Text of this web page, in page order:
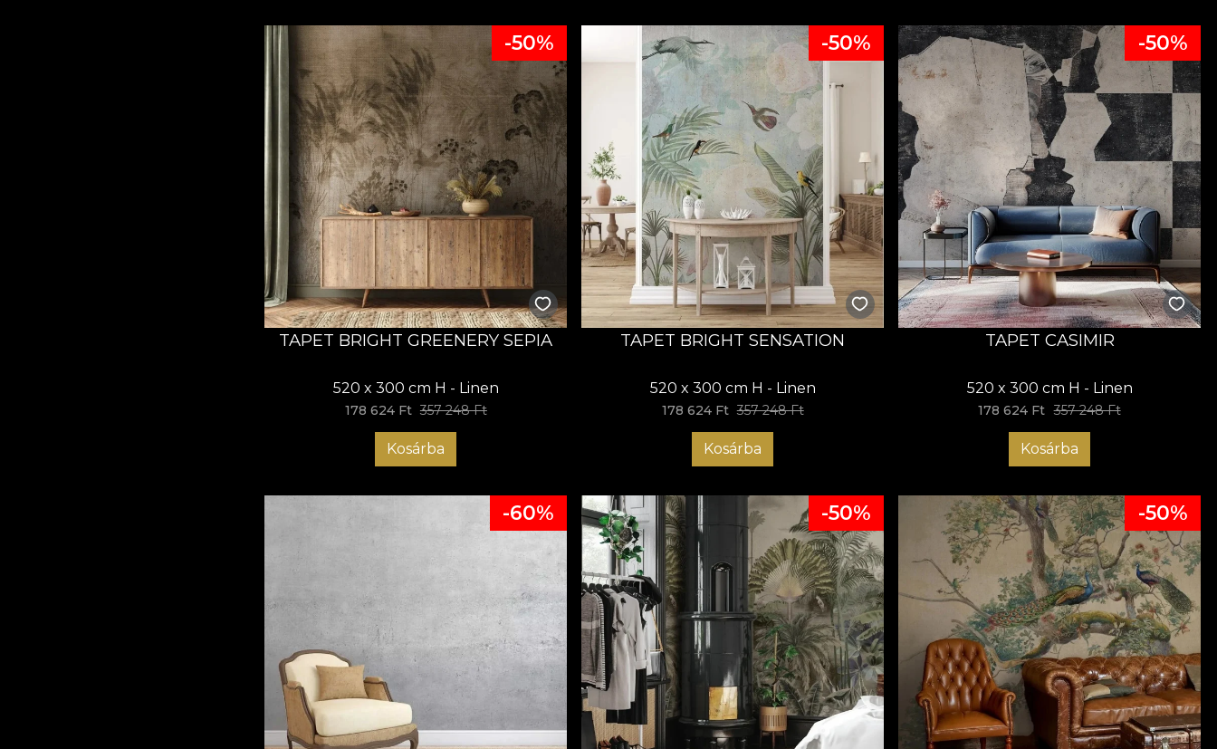
-50%
TAPET BRIGHT GREENERY SEPIA
520 x 300 cm H - Linen
178 624 Ft 357 248 Ft
Kosárba
-50%
TAPET BRIGHT SENSATION
520 x 300 cm H - Linen
178 624 Ft 357 248 Ft
Kosárba
-50%
TAPET CASIMIR
520 x 300 cm H - Linen
178 624 Ft 357 248 Ft
Kosárba
-60% -50% -50%